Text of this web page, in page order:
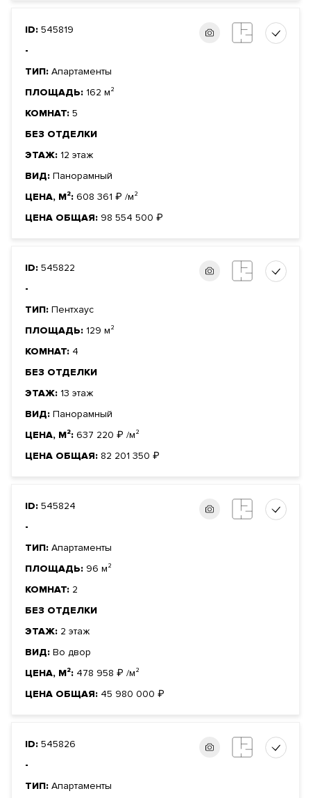
ID: 545819
-
ТИП: Апартаменты
ПЛОЩАДЬ: 162 м²
КОМНАТ: 5
БЕЗ ОТДЕЛКИ
ЭТАЖ: 12 этаж
ВИД: Панорамный
ЦЕНА, М²: 608 361 ₽ /м²
ЦЕНА ОБЩАЯ: 98 554 500 ₽
ID: 545822
-
ТИП: Пентхаус
ПЛОЩАДЬ: 129 м²
КОМНАТ: 4
БЕЗ ОТДЕЛКИ
ЭТАЖ: 13 этаж
ВИД: Панорамный
ЦЕНА, М²: 637 220 ₽ /м²
ЦЕНА ОБЩАЯ: 82 201 350 ₽
ID: 545824
-
ТИП: Апартаменты
ПЛОЩАДЬ: 96 м²
КОМНАТ: 2
БЕЗ ОТДЕЛКИ
ЭТАЖ: 2 этаж
ВИД: Во двор
ЦЕНА, М²: 478 958 ₽ /м²
ЦЕНА ОБЩАЯ: 45 980 000 ₽
ID: 545826
-
ТИП: Апартаменты